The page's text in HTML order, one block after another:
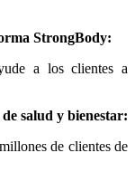
StrongBody:
a los clientes a
salud y bienestar:
de clientes de